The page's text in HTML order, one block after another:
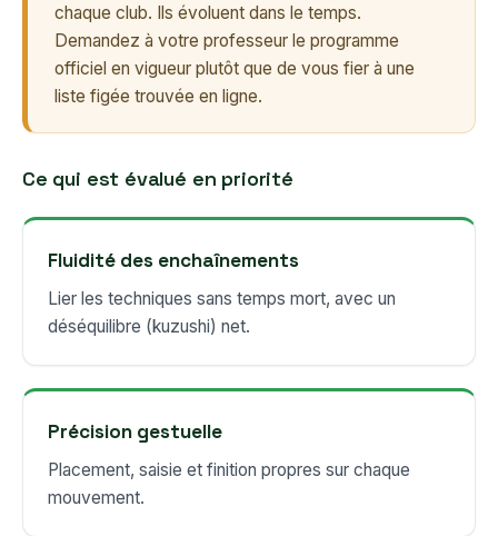
chaque club. Ils évoluent dans le temps.
Demandez à votre professeur le programme
officiel en vigueur plutôt que de vous fier à une
liste figée trouvée en ligne.
Ce qui est évalué en priorité
Fluidité des enchaînements
Lier les techniques sans temps mort, avec un
déséquilibre (kuzushi) net.
Précision gestuelle
Placement, saisie et finition propres sur chaque
mouvement.